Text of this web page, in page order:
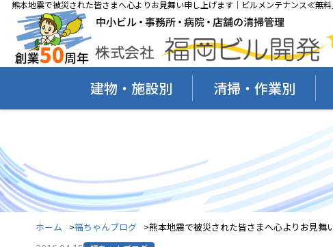
熊本地震で被災された皆さまへ心よりお見舞い申し上げます｜ビルメンテナンス≪無
建物・施設別 清掃・作業別
ホーム 福ちゃんブログ 熊本地震で被災された皆さまへ心よりお見舞